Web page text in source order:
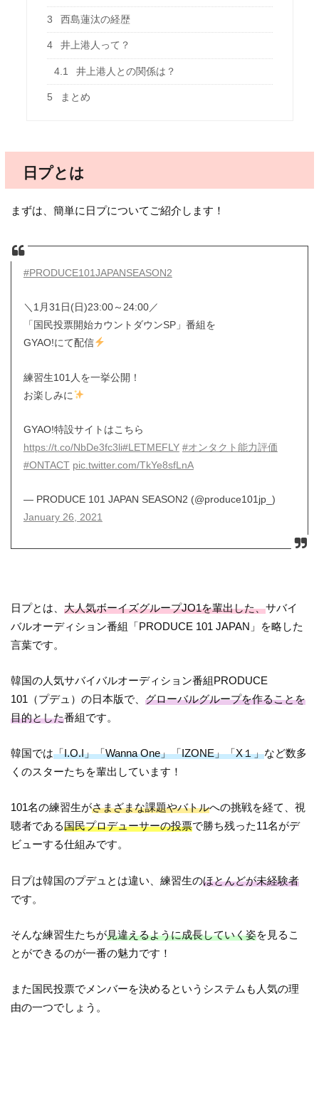
3 西島蓮汰の経歴
4 井上港人って？
4.1 井上港人との関係は？
5 まとめ
日プとは
まずは、簡単に日プについてご紹介します！
#PRODUCE101JAPANSEASON2
＼1月31日(日)23:00～24:00／
「国民投票開始カウントダウンSP」番組を
GYAO!にて配信
練習生101人を一挙公開！
お楽しみに
GYAO!特設サイトはこちら
https://t.co/NbDe3fc3li#LETMEFLY #オンタクト能力評価
#ONTACT pic.twitter.com/TkYe8sfLnA
— PRODUCE 101 JAPAN SEASON2 (@produce101jp_)
January 26, 2021
日プとは、大人気ボーイズグループJO1を輩出した、サバイ
バルオーディション番組「PRODUCE 101 JAPAN」を略した
言葉です。
韓国の人気サバイバルオーディション番組PRODUCE
101（プデュ）の日本版で、グローバルグループを作ることを
目的とした番組です。
韓国では「I.O.I」「Wanna One」「IZONE」「X１」など数多
くのスターたちを輩出しています！
101名の練習生がさまざまな課題やバトルへの挑戦を経て、視
聴者である国民プロデューサーの投票で勝ち残った11名がデ
ビューする仕組みです。
日プは韓国のプデュとは違い、練習生のほとんどが未経験者
です。
そんな練習生たちが見違えるように成長していく姿を見るこ
とができるのが一番の魅力です！
また国民投票でメンバーを決めるというシステムも人気の理
由の一つでしょう。